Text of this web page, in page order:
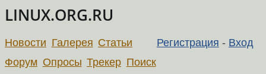
LINUX.ORG.RU
Регистрация - Вход
Новости Галерея Статьи
Форум Опросы Трекер Поиск